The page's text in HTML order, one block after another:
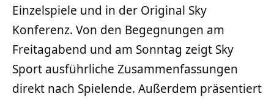
Einzelspiele und in der Original Sky
Konferenz. Von den Begegnungen am
Freitagabend und am Sonntag zeigt Sky
Sport ausführliche Zusammenfassungen
direkt nach Spielende. Außerdem präsentiert